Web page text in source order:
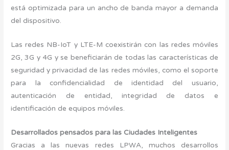
está optimizada para un ancho de banda mayor a demanda
del dispositivo.
Las redes NB-IoT y LTE-M coexistirán con las redes móviles
2G, 3G y 4G y se beneficiarán de todas las características de
seguridad y privacidad de las redes móviles, como el soporte
para la confidencialidad de identidad del usuario,
autenticación de entidad, integridad de datos e
identificación de equipos móviles.
Desarrollados pensados para las Ciudades Inteligentes
Gracias a las nuevas redes LPWA, muchos desarrollos